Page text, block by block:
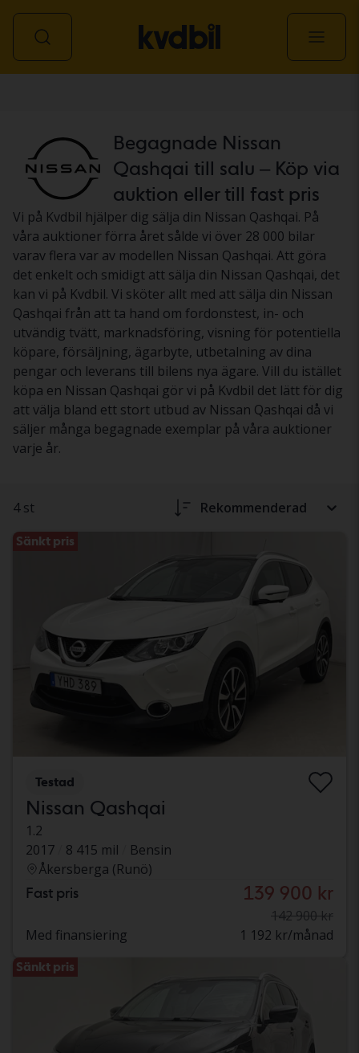
Begagnade Nissan
Qashqai till salu – Köp via
auktion eller till fast pris
Vi på Kvdbil hjälper dig sälja din Nissan Qashqai. På
våra auktioner förra året sålde vi över 28 000 bilar
varav flera var av modellen Nissan Qashqai. Att göra
det enkelt och smidigt att sälja din Nissan Qashqai, det
kan vi på Kvdbil. Vi sköter allt med att sälja din Nissan
Qashqai från att ta hand om fordonstest, in- och
utvändig tvätt, marknadsföring, visning för potentiella
köpare, försäljning, ägarbyte, utbetalning av dina
pengar och leverans till bilens nya ägare. Vill du istället
köpa en Nissan Qashqai gör vi på Kvdbil det lätt för dig
att välja bland ett stort utbud av Nissan Qashqai då vi
säljer många begagnade exemplar på våra auktioner
varje år.
4 st Rekommenderad
Sänkt pris
Testad
Nissan Qashqai
1.2
2017
8 415 mil
Bensin
Åkersberga (Runö)
Fast pris 139 900 kr
142 900 kr
Med finansiering
1 192 kr/månad
Sänkt pris